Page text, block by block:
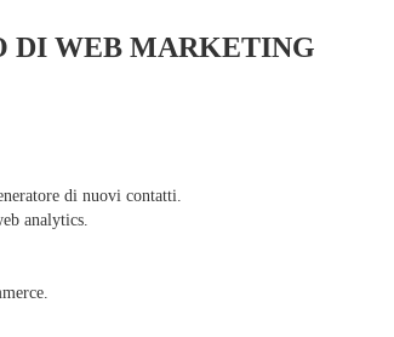
DI WEB MARKETING
di nuovi contatti.
analytics.